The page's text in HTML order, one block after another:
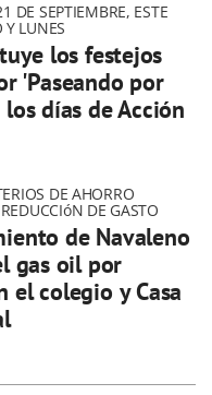
DE SEPTIEMBRE, ESTE
LUNES
los festejos
'Paseando por
días de Acción
DE AHORRO
DE GASTO
de Navaleno
gas oil por
el colegio y Casa